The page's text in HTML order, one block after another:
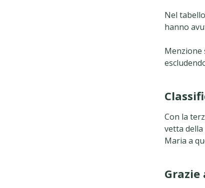
Nel
hanno
Menzione
Con la
vetta
Maria a